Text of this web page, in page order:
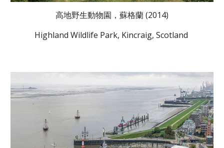
高地野生動物園，蘇格蘭 (2014)
Highland Wildlife Park, Kincraig, Scotland